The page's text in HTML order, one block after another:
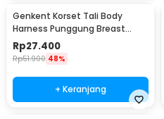
Genkent Korset Tali Body
Harness Punggung Breast
Support M - BBJ-16
Rp27.400
Rp51.900 48%
+ Keranjang